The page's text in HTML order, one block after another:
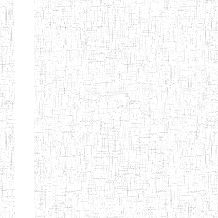
Etablissements
d'enseignement
secondaire
technique
et
professionnel
ESTP
Etablissements